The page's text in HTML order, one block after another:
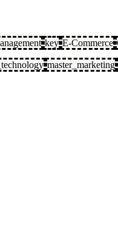
key E-Commerce
master_marketing